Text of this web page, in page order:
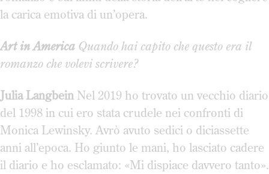
la carica emotiva di un’opera.
Art in America Quando hai capito che questo era il
romanzo che volevi scrivere?
Julia Langbein Nel 2019 ho trovato un vecchio diario
del 1998 in cui ero stata crudele nei confronti di
Monica Lewinsky. Avrò avuto sedici o diciassette
anni all’epoca. Ho giunto le mani, ho lasciato cadere
il diario e ho esclamato: «Mi dispiace davvero tanto».